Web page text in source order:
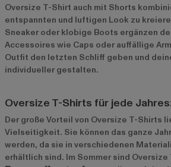
Oversize T-Shirt auch mit Shorts
entspannten und luftigen Look zu
Sneaker oder klobige Boots ergänzen
Accessoires wie Caps oder auffällige
Outfit den letzten Schliff geben und
individueller gestalten.
Oversize T-Shirts für jede
Der große Vorteil von Oversize T-Shirts
Vielseitigkeit. Sie können das ganze
werden, da sie in verschiedenen
erhältlich sind. Im Sommer sind Oversize